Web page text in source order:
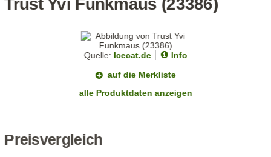
Trust Yvi Funkmaus (23386)
Quelle: Icecat.de
Info
auf die Merkliste
alle Produktdaten anzeigen
Preisvergleich